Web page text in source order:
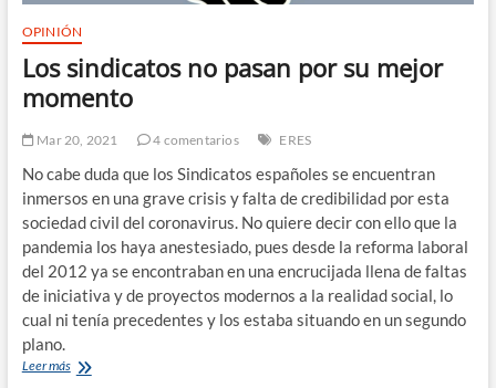
OPINIÓN
Los sindicatos no pasan por su mejor
momento
Mar 20, 2021 4 comentarios ERES
No cabe duda que los Sindicatos españoles se encuentran
inmersos en una grave crisis y falta de credibilidad por esta
sociedad civil del coronavirus. No quiere decir con ello que la
pandemia los haya anestesiado, pues desde la reforma laboral
del 2012 ya se encontraban en una encrucijada llena de faltas
de iniciativa y de proyectos modernos a la realidad social, lo
cual ni tenía precedentes y los estaba situando en un segundo
plano.
Leer másLos